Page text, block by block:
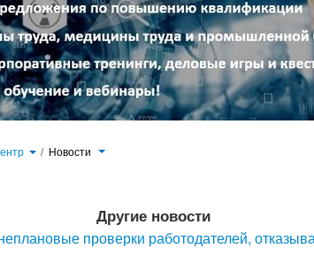
/ Новости
Другие новости
проверки работодателей,